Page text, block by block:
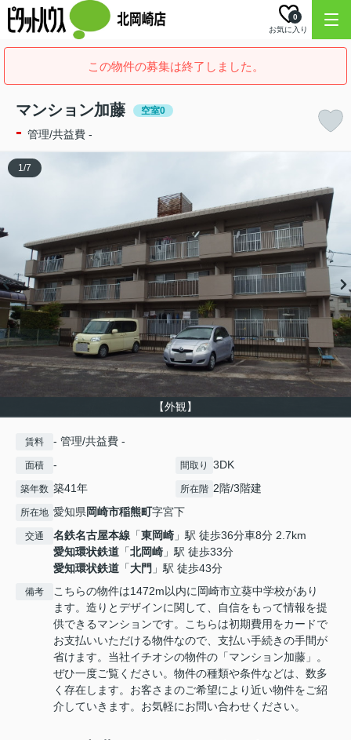
お気に入り
0
この物件の募集は終了しました。
マンション加藤 空室0
- 管理/共益費 -
【外観】
1/7
賃料 - 管理/共益費 -
面積 - 間取り 3DK
築年数 築41年 所在階 2階/3階建
所在地 愛知県岡崎市稲熊町字宮下
交通 名鉄名古屋本線 「東岡崎 」駅 徒歩36分車8分 2.7km
愛知環状鉄道 「北岡崎 」駅 徒歩33分
愛知環状鉄道 「大門 」駅 徒歩43分
備考
こちらの物件は1472m以内に岡崎市立葵中学校があり
ます。造りとデザインに関して、自信をもって情報を提
供できるマンションです。こちらは初期費用をカードで
お支払いいただける物件なので、支払い手続きの手間が
省けます。当社イチオシの物件の「マンション加藤」。
ぜひ一度ご覧ください。物件の種類や条件などは、数多
く存在します。お客さまのご希望により近い物件をご紹
介していきます。お気軽にお問い合わせください。